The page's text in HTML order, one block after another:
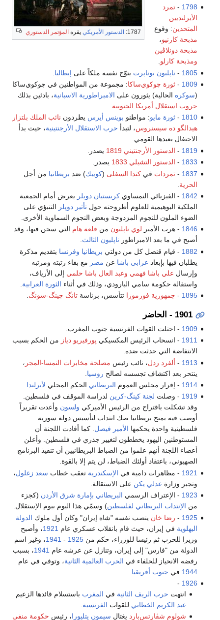
1787: الدستور الأمريكي يقره المؤتمر الدستوري
1798
-تمرد
الأيرلنديين
المتحدين: وقوع
مذبحة كارنيو،
مذبحة دونلاڤين
ومذبحة كارلو.
1805
- ناپليون بوناپرت يتوّج نفسه ملكاً على إيطاليا
1809
-ثورة چوكوي‌ساكا: مجموعة من المواطنين في چوكوي‌ساكا
(سوكره الحالية) يثورون على الامبراطورية الاسبانية، بادئين بذلك
حروب استقلال أمريكا الجنوبية
1810
-ثورة مايو: مواطنو بوينس أيرس يطردون نائب الملك بلتزار
هيدالگو ده سيسنروس، لتبدأ حرب الاستقلال الأرجنتينية، حيث بدأ
الاحتفال بعيدها القومي.
1819
- الدستور الأرجنتيني 1819
يصدر.
1833
- الدستور التشيلي 1833
يصدر.
1837
-تمردات فيكندا السفلى (كويبك) ضد بريطانيا من أجل
الحرية
1842 - الفيزيائي النمساويكريستيان دوپلر يعرض أمام الجمعية
الملكية البوهيمية للعلوم أطروحته حولتأثير دوپلر التنبؤي على
الضوء الملون للنجوم المزدوجة وبعض النجوم السماوية الأخرى.
1846 - هرب الأمير لوي ناپليون من قلعة هام التي سجن فيها، وقد
أصبح في ما بعد الامبراطور ناپليون الثالث.
1882 - قيام قنصل كل من دولتي بريطانيا وفرنسا بتقديم مذكرة
يطلبان فيها بإبعاد عرابي باشا عن مصر مع بقاء رتبته ومرتبه
وإرسال علي باشا فهمي وعبد العال باشا حلمي إلى الأرياف،
واستقالة حكومة سامي البارودي، وذلك في أثناء الثورة العرابية
1895
- جمهورية فورموزا تتأسس، برئاسةتانگ چينگ-سونگ
1901 - الحاضر
1909 - احتلت القوات الفرنسية جنوب المغرب.
1911 - انسحاب الرئيس المكسيكي پورفيريو دياز من الحكم بسبب
الانتفاضة التي حدثت ضده.
1913
- ألفرد ردل، نائب رئيس مصلحة مخابرات النمسا-المجر ،
ينتحر بعد اكتشاف تجسسه لصالح روسيا
1914 - إقرار مجلس العموم البريطاني الحكم المحلي لأيرلندا
1919 - وصلت لجنة كينگ-كرين لدراسة الموقف في فلسطين.
وقد تشكلت باقتراح من الرئيس الأميركي ولسون وأعدت تقريراً
أوصت فيه بمنح بريطانيا صك انتداب لتأسيس دولة سورية
فلسطينية واحدة يحكمها الأمير فيصل. كما أفادت اللجنة أن
المستوطنين اليهود يخططون لتغيير جذري في فلسطين. وأعلن
أعضاء اللجنة أنهم علموا من الضباط البريطانيين أن تنفيذ البرنامج
الصهيوني، باعتقاد أولئك الضباط، لن يتم إلا بالقوة.
1921 - مظاهرات دامية في الإسكندرية تعقب خطاب سعد زغلول،
وتجبر وزارة عدلي يكن على الاستقالة.
1923 - الإعتراف الرسمي البريطاني بإمارة شرق الأردن (كجزء
من الإنتداب البريطاني لفلسطين) وسمّي هذا اليوم بيوم الإستقلال.
1925
- رضا خان ينصب نفسه "شاه إيران" وكان أول ملوك الدولة
البهلوية في إيران، حيث قام بانقلاب عسكري عام 1921، وأصبح
وزيرا للحرب ثم رئيسا للوزراء، حكم من1925
-
1941، وغير اسم
الدولة من "فارس" إلى إيران، وتنازل عن عرشه عام 1941، بسبب
رفضه الانحياز للحلفاء في الحرب العالمية الثانية، وتوفي في عام
1944 في جنوب أفريقيا
1926
-
انتهت حرب الريف الثانية في المغرب باستسلام قائدها الزعيم
عبد الكريم الخطابي للقوات الفرنسية
شولوم شڤارتس‌بارديغتال سيمون پتليورا، رئيس حكومة منفى